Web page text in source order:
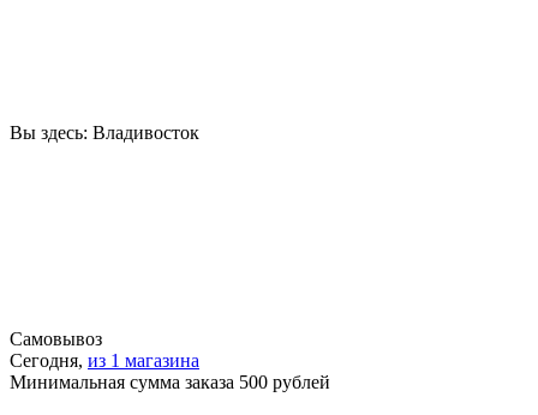
Вы здесь: Владивосток
Самовывоз
Сегодня, из 1 магазина
Минимальная сумма заказа 500 рублей